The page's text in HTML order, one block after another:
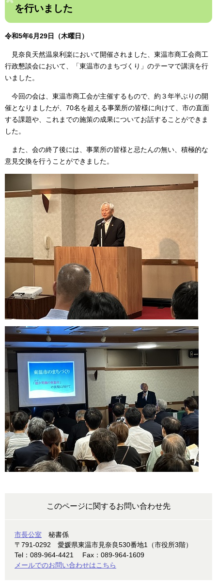
を行いました
令和5年6月29日（木曜日）
見奈良天然温泉利楽において開催されました、東温市商工会商工
行政懇談会において、「東温市のまちづくり」のテーマで講演を行
いました。
今回の会は、東温市商工会が主催するもので、約３年半ぶりの開
催となりましたが、70名を超える事業所の皆様に向けて、市の直面
する課題や、これまでの施策の成果についてお話することができま
した。
また、会の終了後には、事業所の皆様と忌たんの無い、積極的な
意見交換を行うことができました。
このページに関するお問い合わせ先
市長公室
秘書係
〒791-0292
愛媛県東温市見奈良530番地1（市役所3階）
Tel：089-964-4421
Fax：089-964-1609
メールでのお問い合わせはこちら